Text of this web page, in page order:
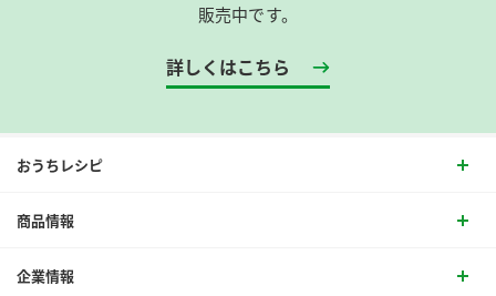
販売中です。
詳しくはこちら
おうちレシピ
商品情報
企業情報